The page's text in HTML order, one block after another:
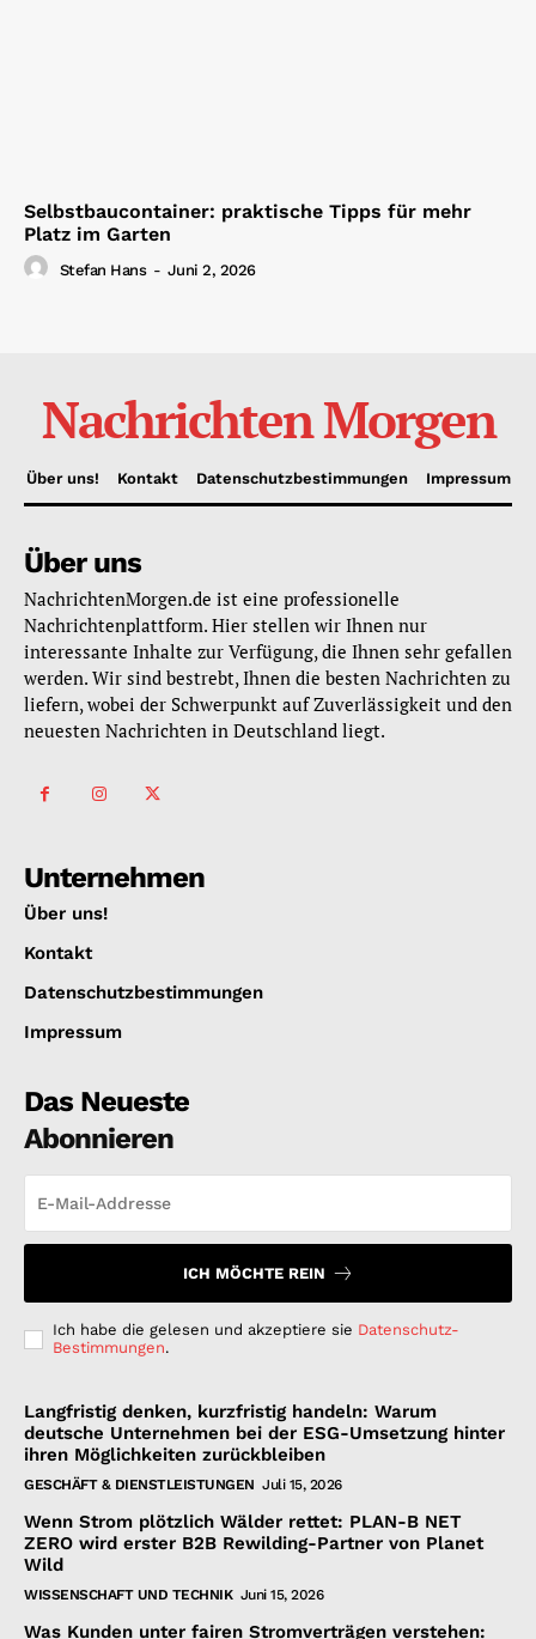
Selbstbaucontainer: praktische Tipps für mehr
Platz im Garten
Stefan Hans - Juni 2, 2026
Nachrichten Morgen
Über uns! Kontakt Datenschutzbestimmungen Impressum
Über uns
NachrichtenMorgen.de ist eine professionelle
Nachrichtenplattform. Hier stellen wir Ihnen nur
interessante Inhalte zur Verfügung, die Ihnen sehr gefallen
werden. Wir sind bestrebt, Ihnen die besten Nachrichten zu
liefern, wobei der Schwerpunkt auf Zuverlässigkeit und den
neuesten Nachrichten in Deutschland liegt.
Unternehmen
Über uns!
Kontakt
Datenschutzbestimmungen
Impressum
Das Neueste
Abonnieren
ICH MÖCHTE REIN
Ich habe die gelesen und akzeptiere sie Datenschutz-
Bestimmungen.
Langfristig denken, kurzfristig handeln: Warum
deutsche Unternehmen bei der ESG-Umsetzung hinter
ihren Möglichkeiten zurückbleiben
GESCHÄFT & DIENSTLEISTUNGEN Juli 15, 2026
Wenn Strom plötzlich Wälder rettet: PLAN-B NET
ZERO wird erster B2B Rewilding-Partner von Planet
Wild
WISSENSCHAFT UND TECHNIK Juni 15, 2026
Was Kunden unter fairen Stromverträgen verstehen: